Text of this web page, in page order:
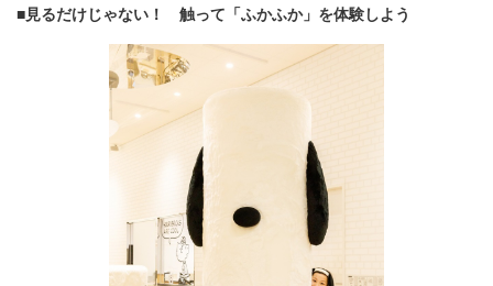
■見るだけじゃない！ 触って「ふかふか」を体験しよう